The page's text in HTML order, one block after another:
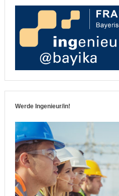
Werde Ingenieur/in!